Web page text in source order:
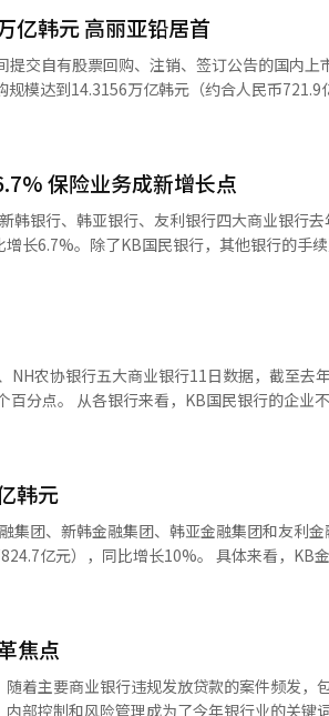
资风险，转向其他具有保值功能的资产。未
加，其他替代投资产品的市场热度也可能继续上
社】
意的是，随着黄金热销，白银也
行、友利银行和NH农协银行在本月1日至13
供应。市场分析认为，目前韩国出现的白银
易所内，员工正在
推动黄金投资需求呈爆发式增长。以本月10
个，创历史最高纪录，自去年2月后一年内新
目前涨势，每克金价超过16万韩元指日可待。
黄金作为避险资
通货膨胀。投资者的“错失恐惧症”（FOMO
，尽管美联储目前尚未降息，但市场对经济
战争和中东冲突仍在持续，黄金作为避险资
美元只是时间问题，或飙至3250至4000美元之
岁生日时赠送金戒指或其他纯金礼物的传统
人的黄金消费模式。以本月12日数据为准，
至少需要60多万韩元，经济不景气的当下，
或1克金戒指。 网上论坛中，寻找重量较
教授李恩熙（音）表示，
面下，与其执着于昂贵的纯金礼物，不如选
加多元化。 首尔钟路的一家金店中销售的金戒指。【图片提供 韩联社】
亿韩元 高丽亚铅居首
交自有股票回购、注销、签订公告的国内上
模达到14.3156万亿韩元（约合人民币721.9
增长23.4%。同期，注销自有股票的上市公司
了公开收购自有股票的策略，并回购了发行
宣布了总规模10万亿韩元的股票回购计划。 其他
、KB金融集团（8200亿韩元）、新韩金融集
韩元）、浦项制铁（7545亿韩元）、
元）、MERITZ金融集团（6401亿韩元）、KB金融集团（6200亿
保险业务成新增长点
韩银行、韩亚银行、友利银行四大商业银行去
长6.7%。除了KB国民银行，其他银行的手
减少3.6%；韩亚银行从2110亿韩元减至2040
行的代销保险业务手续费收入达到3670亿韩
以弥补信托手续费收入的下降。” 韩国四大商业银
农协银行五大商业银行11日数据，截至去
不良贷款余额为
；NH农协银行为1.0296万亿韩元，同比增
升7.2个百分点；NH农协银行为69.4%，同比
和64.7%，同比分别下降22.4个百分点和
际利息负担也在持续加重。韩国银行（央行
统特朗普对加拿大、墨西哥、中国等主要国家
铝产品征收25%的关税。这一举措可能进一
韩元
集团、新韩金融集团、韩亚金融集团和友利
10%。 具体来看，KB金融集团去年净
得一提的是，KB金融集团成为韩国国内首家
息收入为34.36万亿韩元，同比增长2%。从
次是新韩银行（8.837万亿韩元）、韩亚银行
焦点
着主要商业银行违规发放贷款的案件频发，
和风险管理成为了今年银行业的关键词。 其中，